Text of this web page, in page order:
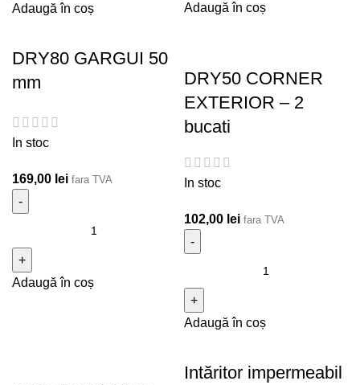
Adaugă în coș Adaugă în coș
DRY80 GARGUI 50
mm
In stoc
169,00 lei fara TVA
Cantitate DRY80 GARGUI 50 mm
Adaugă în coș
DRY50 CORNER
EXTERIOR – 2
bucati
In stoc
102,00 lei fara TVA
Cantitate DRY50 CORNER
Adaugă în coș
Intăritor impermeabil